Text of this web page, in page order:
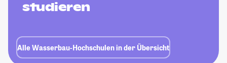
studieren
Alle Wasserbau-Hochschulen in der Übersicht